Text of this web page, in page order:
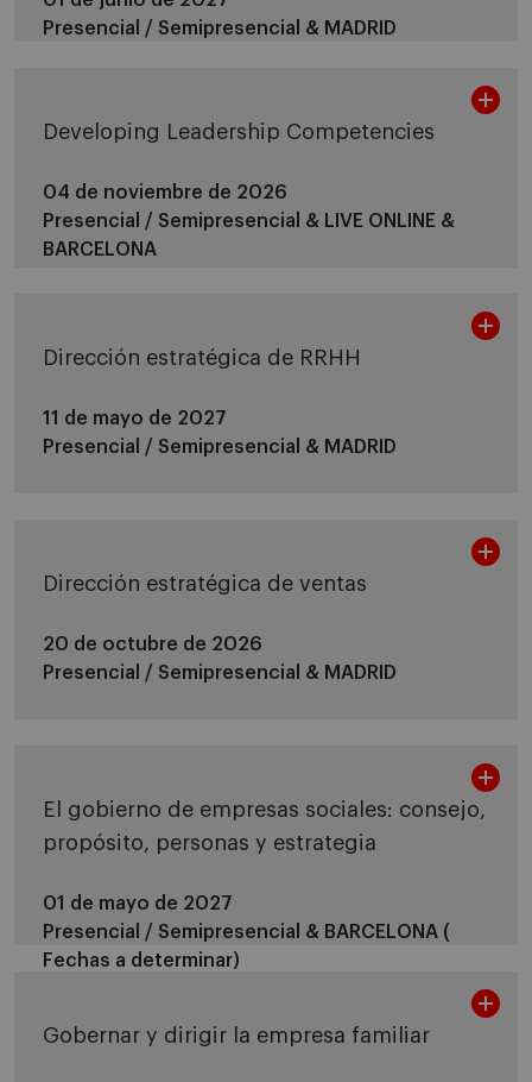
Presencial / Semipresencial & MADRID
Developing Leadership Competencies
04 de noviembre de 2026
Presencial / Semipresencial & LIVE ONLINE &
BARCELONA
Dirección estratégica de RRHH
11 de mayo de 2027
Presencial / Semipresencial & MADRID
Dirección estratégica de ventas
20 de octubre de 2026
Presencial / Semipresencial & MADRID
El gobierno de empresas sociales: consejo,
propósito, personas y estrategia
01 de mayo de 2027
Presencial / Semipresencial & BARCELONA (
Fechas a determinar)
Gobernar y dirigir la empresa familiar